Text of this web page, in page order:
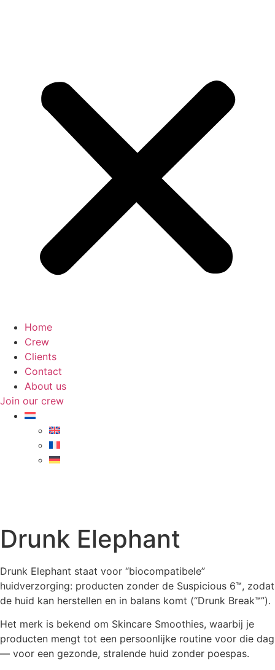
Home
Crew
Clients
Contact
About us
Join our crew
Drunk Elephant
Drunk Elephant staat voor “biocompatibele”
huidverzorging: producten zonder de Suspicious 6™, zodat
de huid kan herstellen en in balans komt (“Drunk Break™”).
Het merk is bekend om Skincare Smoothies, waarbij je
producten mengt tot een persoonlijke routine voor die dag
— voor een gezonde, stralende huid zonder poespas.